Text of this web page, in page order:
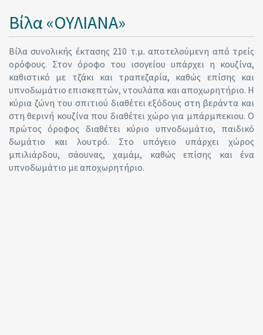
Βίλα «ΟΥΛΙΑΝΑ»
Βίλα συνολικής έκτασης 210 τ.μ. αποτελούμενη από τρείς
ορόφους. Στον όροφο του ισογείου υπάρχει η κουζίνα,
καθιστικό με τζάκι και τραπεζαρία, καθώς επίσης και
υπνοδωμάτιο επισκεπτών, ντουλάπα και αποχωρητήριο. Η
κύρια ζώνη του σπιτιού διαθέτει εξόδους στη βεράντα και
στη θερινή κουζίνα που διαθέτει χώρο για μπάρμπεκιου. Ο
πρώτος όροφος διαθέτει κύριο υπνοδωμάτιο, παιδικό
δωμάτιο και λουτρό. Στο υπόγειο υπάρχει χώρος
μπιλιάρδου, σάουνας, χαμάμ, καθώς επίσης και ένα
υπνοδωμάτιο με αποχωρητήριο.